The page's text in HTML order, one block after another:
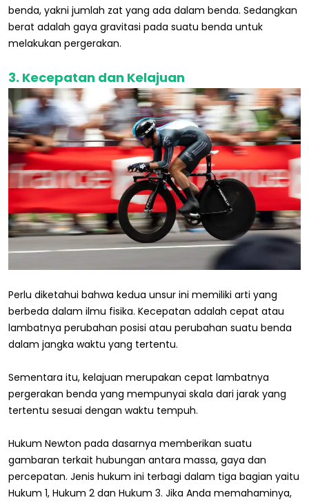
benda, yakni jumlah zat yang ada dalam benda. Sedangkan
berat adalah gaya gravitasi pada suatu benda untuk
melakukan pergerakan.
3. Kecepatan dan Kelajuan
Perlu diketahui bahwa kedua unsur ini memiliki arti yang
berbeda dalam ilmu fisika. Kecepatan adalah cepat atau
lambatnya perubahan posisi atau perubahan suatu benda
dalam jangka waktu yang tertentu.
Sementara itu, kelajuan merupakan cepat lambatnya
pergerakan benda yang mempunyai skala dari jarak yang
tertentu sesuai dengan waktu tempuh.
Hukum Newton pada dasarnya memberikan suatu
gambaran terkait hubungan antara massa, gaya dan
percepatan. Jenis hukum ini terbagi dalam tiga bagian yaitu
Hukum 1, Hukum 2 dan Hukum 3. Jika Anda memahaminya,